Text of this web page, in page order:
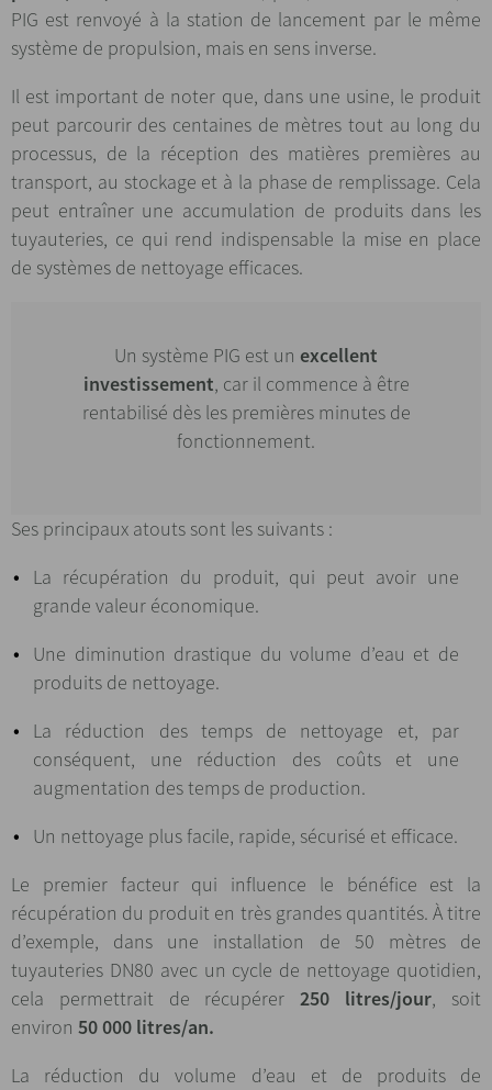
PIG est renvoyé à la station de lancement par le même
système de propulsion, mais en sens inverse.
Il est important de noter que, dans une usine, le produit
peut parcourir des centaines de mètres tout au long du
processus, de la réception des matières premières au
transport, au stockage et à la phase de remplissage. Cela
peut entraîner une accumulation de produits dans les
tuyauteries, ce qui rend indispensable la mise en place
de systèmes de nettoyage efficaces.
Un système PIG est un excellent
investissement, car il commence à être
rentabilisé dès les premières minutes de
fonctionnement.
Ses principaux atouts sont les suivants :
La récupération du produit, qui peut avoir une
grande valeur économique.
Une diminution drastique du volume d’eau et de
produits de nettoyage.
La réduction des temps de nettoyage et, par
conséquent, une réduction des coûts et une
augmentation des temps de production.
Un nettoyage plus facile, rapide, sécurisé et efficace.
Le premier facteur qui influence le bénéfice est la
récupération du produit en très grandes quantités. À titre
d’exemple, dans une installation de 50 mètres de
tuyauteries DN80 avec un cycle de nettoyage quotidien,
cela permettrait de récupérer250 litres/jour, soit
environ 50 000 litres/an.
La réduction du volume d’eau et de produits de